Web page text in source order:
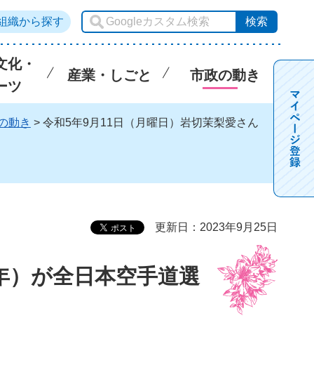
織から探す
化・
ツ
産業・しごと 市政の動き
動き > 令和5年9月11日（月曜日）岩切茉梨愛さん
更新日：2023年9月25日
）が全日本空手道選